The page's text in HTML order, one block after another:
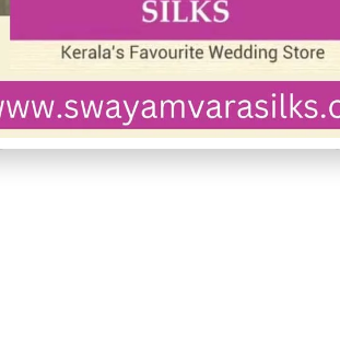
വലിയ പള്ളിക്ക് സമീപം
കടലിലേക്ക്
പോലീസ്, മറൈൻ
ശക്തമായ തിരച്ചിൽ